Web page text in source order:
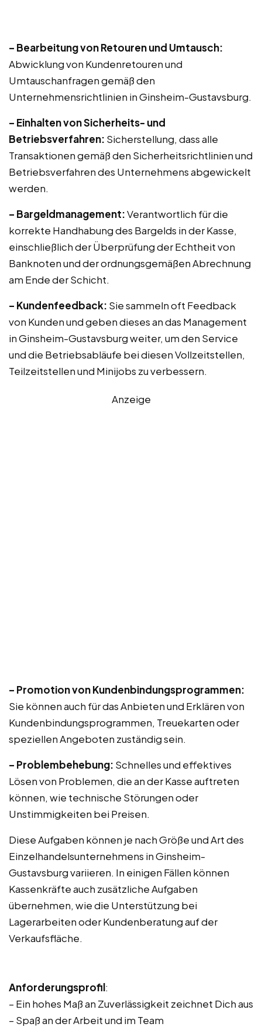
– Bearbeitung von Retouren und Umtausch:
Abwicklung von Kundenretouren und
Umtauschanfragen gemäß den
Unternehmensrichtlinien in Ginsheim-Gustavsburg.
– Einhalten von Sicherheits- und
Betriebsverfahren: Sicherstellung, dass alle
Transaktionen gemäß den Sicherheitsrichtlinien und
Betriebsverfahren des Unternehmens abgewickelt
werden.
– Bargeldmanagement:Verantwortlich für die
korrekte Handhabung des Bargelds in der Kasse,
einschließlich der Überprüfung der Echtheit von
Banknoten und der ordnungsgemäßen Abrechnung
am Ende der Schicht.
– Kundenfeedback: Sie sammeln oft Feedback
von Kunden und geben dieses an das Management
in Ginsheim-Gustavsburg weiter, um den Service
und die Betriebsabläufe bei diesen Vollzeitstellen,
Teilzeitstellen und Minijobs zu verbessern.
Anzeige
– Promotion von Kundenbindungsprogrammen:
Sie können auch für das Anbieten und Erklären von
Kundenbindungsprogrammen, Treuekarten oder
speziellen Angeboten zuständig sein.
– Problembehebung: Schnelles und effektives
Lösen von Problemen, die an der Kasse auftreten
können, wie technische Störungen oder
Unstimmigkeiten bei Preisen.
Diese Aufgaben können je nach Größe und Art des
Einzelhandelsunternehmens in Ginsheim-
Gustavsburg variieren. In einigen Fällen können
Kassenkräfte auch zusätzliche Aufgaben
übernehmen, wie die Unterstützung bei
Lagerarbeiten oder Kundenberatung auf der
Verkaufsfläche.
Anforderungsprofil:
– Ein hohes Maß an Zuverlässigkeit zeichnet Dich aus
– Spaß an der Arbeit und im Team